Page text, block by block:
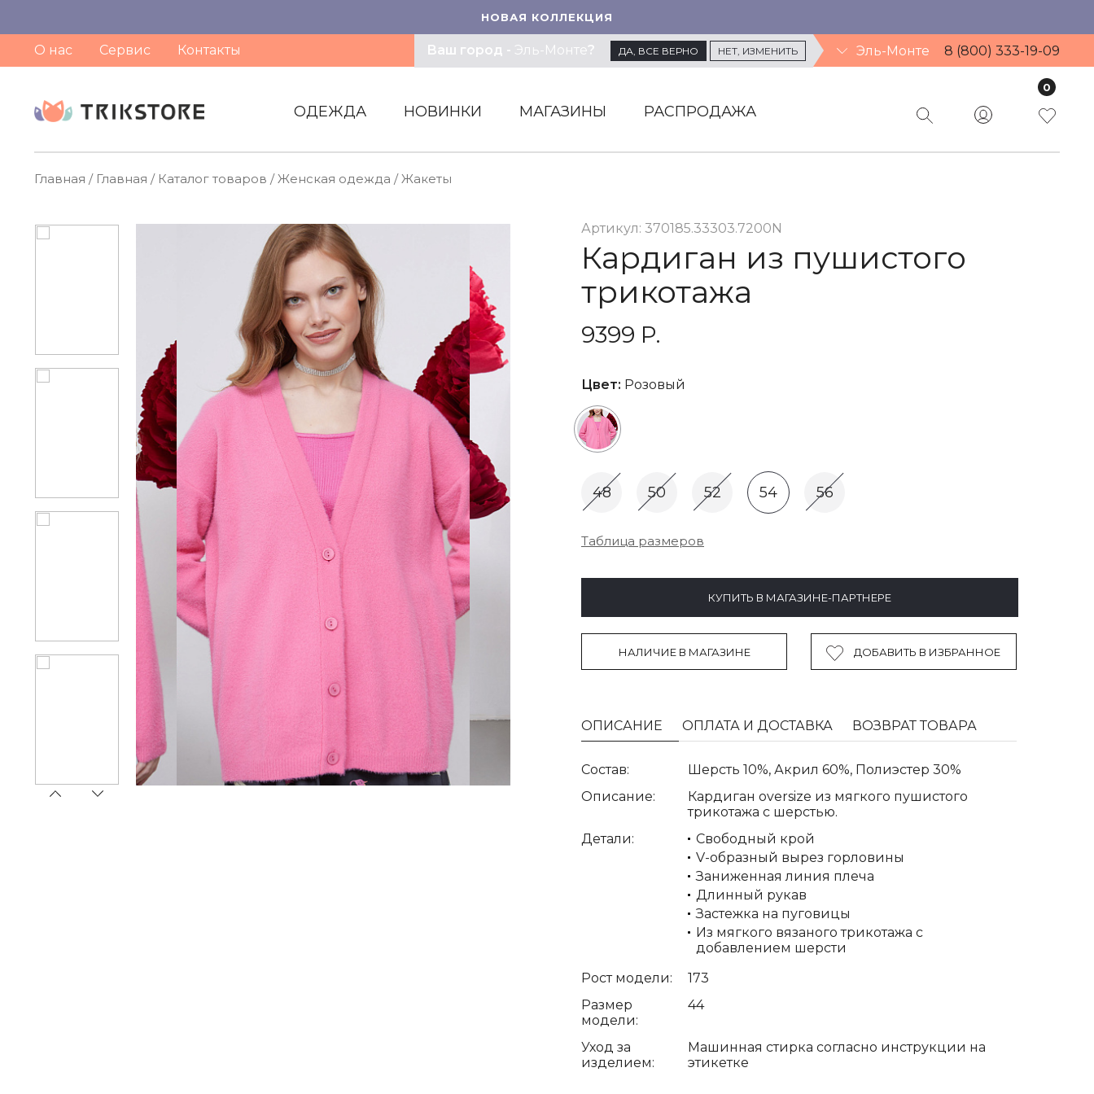
НОВАЯ КОЛЛЕКЦИЯ
О нас Сервис Контакты Ваш город - Эль-Монте? ДА, ВСЕ ВЕРНО НЕТ, ИЗМЕНИТЬ Эль-Монте 8 (800) 333-19-09
ОДЕЖДА НОВИНКИ МАГАЗИНЫ РАСПРОДАЖА
0
Главная / Главная / Каталог товаров /Женская одежда /Жакеты
Артикул: 370185.33303.7200N
Кардиган из пушистого
трикотажа
9399 Р.
Цвет: Розовый
48 50 52 54 56
Таблица размеров
КУПИТЬ В МАГАЗИНЕ-ПАРТНЕРЕ
НАЛИЧИЕ В МАГАЗИНЕ ДОБАВИТЬ В ИЗБРАННОЕ
ОПИСАНИЕ ОПЛАТА И ДОСТАВКА ВОЗВРАТ ТОВАРА
Состав:
Шерсть 10%, Акрил 60%, Полиэстер 30%
Описание:
Кардиган oversize из мягкого пушистого
трикотажа с шерстью.
Детали:
Свободный крой
V-образный вырез горловины
Заниженная линия плеча
Длинный рукав
Застежка на пуговицы
Из мягкого вязаного трикотажа с
добавлением шерсти
Рост модели:
173
Размер
модели:
44
Уход за
изделием:
Машинная стирка согласно инструкции на
этикетке